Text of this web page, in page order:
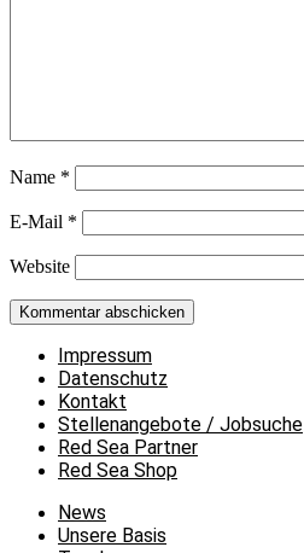
Name *
E-Mail *
Website
Impressum
Datenschutz
Kontakt
Stellenangebote / Jobsuche
Red Sea Partner
Red Sea Shop
News
Unsere Basis